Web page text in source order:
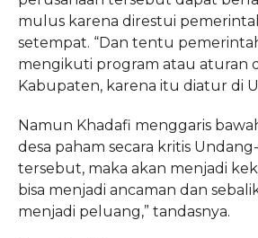
mulus karena direstui
setempat. “Dan tentu
mengikuti program atau aturan
Kabupaten, karena itu diatur di
Namun Khadafi menggaris
desa paham secara kritis
tersebut, maka akan menjadi
bisa menjadi ancaman dan
menjadi peluang,” tandasnya.